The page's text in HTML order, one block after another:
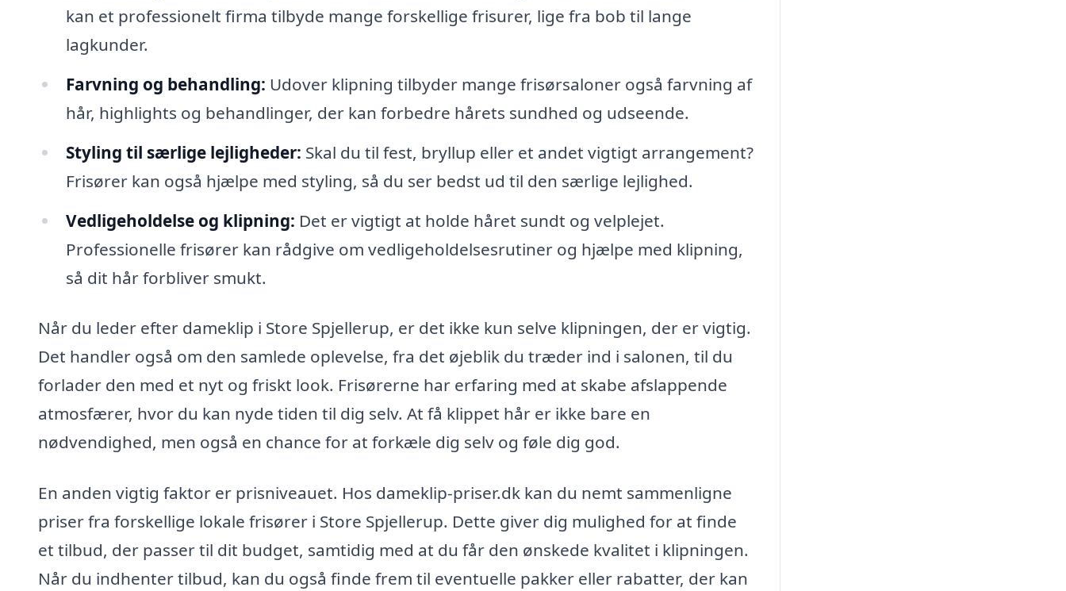
kan et professionelt firma tilbyde mange forskellige frisurer, lige fra bob til lange
lagkunder.
Farvning og behandling: Udover klipning tilbyder mange frisørsaloner også farvning af
hår, highlights og behandlinger, der kan forbedre hårets sundhed og udseende.
Styling til særlige lejligheder: Skal du til fest, bryllup eller et andet vigtigt arrangement?
Frisører kan også hjælpe med styling, så du ser bedst ud til den særlige lejlighed.
Vedligeholdelse og klipning: Det er vigtigt at holde håret sundt og velplejet.
Professionelle frisører kan rådgive om vedligeholdelsesrutiner og hjælpe med klipning,
så dit hår forbliver smukt.
Når du leder efter dameklip i Store Spjellerup, er det ikke kun selve klipningen, der er vigtig.
Det handler også om den samlede oplevelse, fra det øjeblik du træder ind i salonen, til du
forlader den med et nyt og friskt look. Frisørerne har erfaring med at skabe afslappende
atmosfærer, hvor du kan nyde tiden til dig selv. At få klippet hår er ikke bare en
nødvendighed, men også en chance for at forkæle dig selv og føle dig god.
En anden vigtig faktor er prisniveauet. Hos dameklip-priser.dk kan du nemt sammenligne
priser fra forskellige lokale frisører i Store Spjellerup. Dette giver dig mulighed for at finde
et tilbud, der passer til dit budget, samtidig med at du får den ønskede kvalitet i klipningen.
Når du indhenter tilbud, kan du også finde frem til eventuelle pakker eller rabatter, der kan